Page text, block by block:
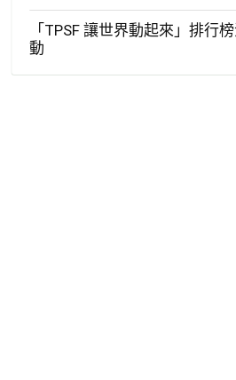
「TPSF 讓世界動起來」排行
動